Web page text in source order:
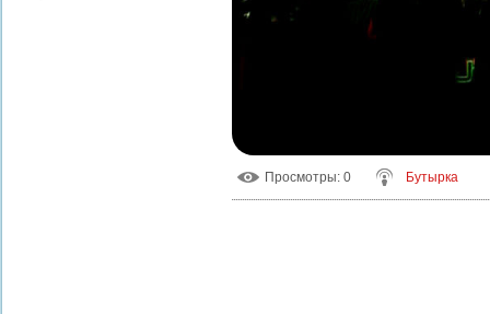
Просмотры: 0 Бутырка